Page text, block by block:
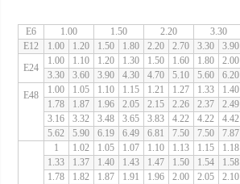
3.30
2.20
1.50
1.00
E6
3.90
3.30
2.70
2.20
1.80
1.50
1.20
1.00
E12
2.00
1.80
1.60
1.50
1.30
1.20
1.10
1.00
E24
6.20
5.60
5.10
4.70
4.30
3.90
3.60
3.30
1.40
1.33
1.27
1.21
1.15
1.10
1.05
1.00
E48
2.49
2.37
2.26
2.15
2.05
1.96
1.87
1.78
4.42
4.22
4.22
3.83
3.65
3.48
3.32
3.16
7.87
7.50
7.50
6.81
6.49
6.19
5.90
5.62
1.18
1.15
1.13
1.10
1.07
1.05
1.02
1
1.58
1.54
1.50
1.47
1.43
1.40
1.37
1.33
2.10
2.05
2.00
1.96
1.91
1.87
1.82
1.78